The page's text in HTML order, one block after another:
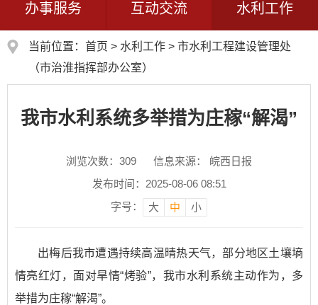
办事服务 互动交流 水利工作
当前位置： 首页 > 水利工作 > 市水利工程建设管理处
（市治淮指挥部办公室）
我市水利系统多举措为庄稼“解渴”
浏览次数： 309
信息来源： 皖西日报
发布时间：2025-08-06 08:51
字号：
大 中 小
出梅后我市遭遇持续高温晴热天气，部分地区土壤墒
情亮红灯，面对旱情“烤验”，我市水利系统主动作为，多
举措为庄稼“解渴”。